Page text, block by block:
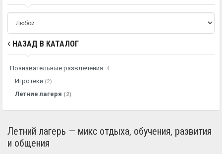
НАЗАД В КАТАЛОГ
Познавательные развлечения 4
Игротеки (2)
Летние лагеря (2)
Летний лагерь — микс отдыха, обучения, развития
и общения